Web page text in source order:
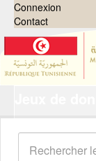
Connexion
Contact
Organisations
Groupes